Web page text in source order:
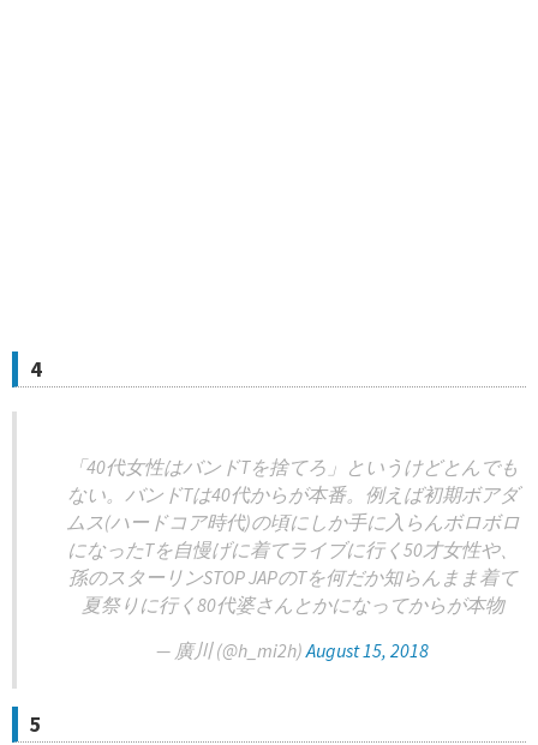
4
「40代女性はバンドTを捨てろ」というけどとんでも
ない。バンドTは40代からが本番。例えば初期ボアダ
ムス(ハードコア時代)の頃にしか手に入らんボロボロ
になったTを自慢げに着てライブに行く50才女性や、
孫のスターリンSTOP JAPのTを何だか知らんまま着て
夏祭りに行く80代婆さんとかになってからが本物
— 廣川 (@h_mi2h)August 15, 2018
5